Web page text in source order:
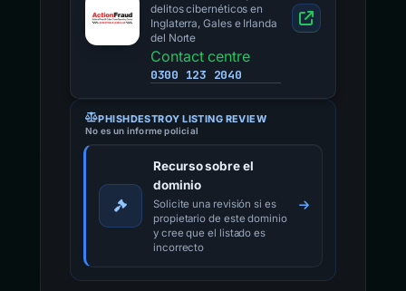
delitos cibernéticos en
Inglaterra, Gales e Irlanda
del Norte
Contact centre
0300 123 2040
PHISHDESTROY LISTING REVIEW
No es un informe policial
Recurso sobre el
dominio
Solicite una revisión si es
propietario de este dominio
y cree que el listado es
incorrecto